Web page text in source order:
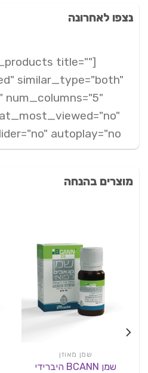
נצפו לאחרונה
title=""
similar_type="both"
num_columns="5"
autoplay="no"]
מוצרים בהנחה
שמן מאוזן
שמן BCANN היברידי